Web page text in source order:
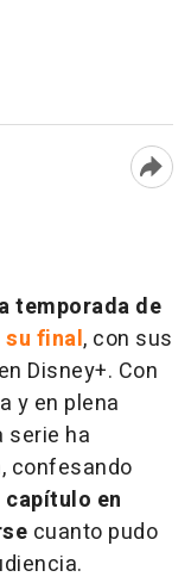
temporada de
su final, con sus
Disney+. Con
y en plena
serie ha
confesando
capítulo en
cuanto pudo